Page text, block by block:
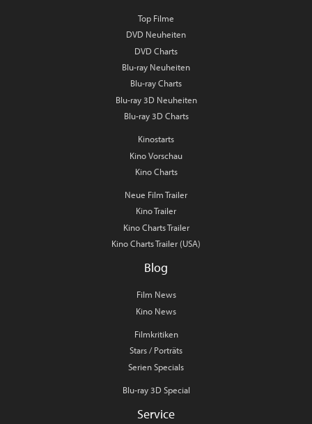
Top Filme
DVD Neuheiten
DVD Charts
Blu-ray Neuheiten
Blu-ray Charts
Blu-ray 3D Neuheiten
Blu-ray 3D Charts
Kinostarts
Kino Vorschau
Kino Charts
Neue Film Trailer
Kino Trailer
Kino Charts Trailer
Kino Charts Trailer (USA)
Blog
Film News
Kino News
Filmkritiken
Stars / Porträts
Serien Specials
Blu-ray 3D Special
Service